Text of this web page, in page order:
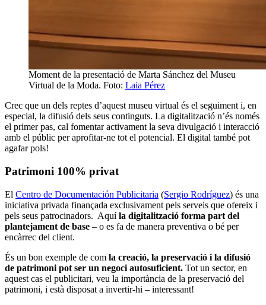
Moment de la presentació de Marta Sánchez del Museu
Virtual de la Moda. Foto: Laia Pérez
Crec que un dels reptes d’aquest museu virtual és el seguiment i, en
especial, la difusió dels seus continguts. La digitalització n’és només
el primer pas, cal fomentar activament la seva divulgació i interacció
amb el públic per aprofitar-ne tot el potencial. El digital també pot
agafar pols!
Patrimoni 100% privat
El Centro de Documentación Publicitaria (Sergio Rodríguez) és una
iniciativa privada finançada exclusivament pels serveis que ofereix i
pels seus patrocinadors. Aquíla digitalització forma part del
plantejament de base – o es fa de manera preventiva o bé per
encàrrec del client.
És un bon exemple de com la creació, la preservació i la difusió
de patrimoni pot ser un negoci autosuficient. Tot un sector, en
aquest cas el publicitari, veu la importància de la preservació del
patrimoni, i està disposat a invertir-hi – interessant!